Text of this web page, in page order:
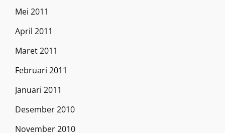
Mei 2011
April 2011
Maret 2011
Februari 2011
Januari 2011
Desember 2010
November 2010